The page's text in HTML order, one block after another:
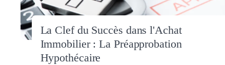
La Clef du Succès dans l'Achat
Immobilier : La Préapprobation
Hypothécaire